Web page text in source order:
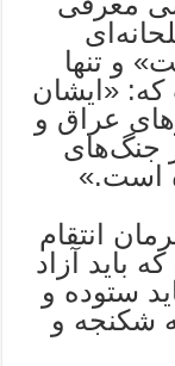
و تنها
«ایشان
عراق و
جنگ‌های
است.»
انتقام
باید آزاد
ستوده و
شکنجه و